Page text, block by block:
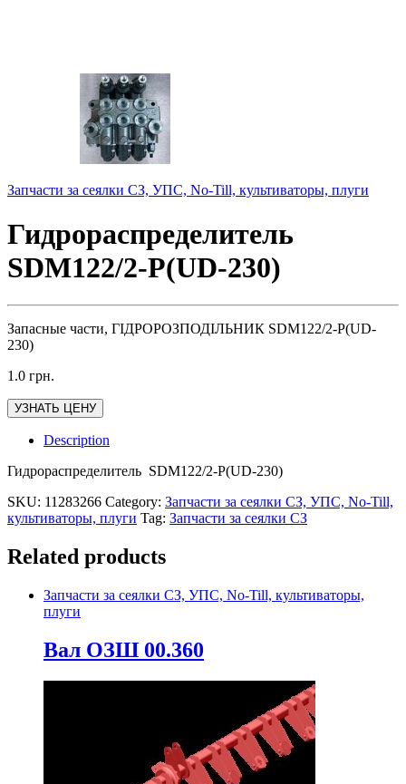
Запчасти за сеялки СЗ, УПС, No-Till, культиваторы, плуги
Гидрораспределитель
SDM122/2-P(UD-230)
Запасные части, ГІДРОРОЗПОДІЛЬНИК SDM122/2-P(UD-
230)
1.0 грн.
УЗНАТЬ ЦЕНУ
Description
Гидрораспределитель SDM122/2-P(UD-230)
SKU: 11283266 Category: Запчасти за сеялки СЗ, УПС, No-Till,
культиваторы, плуги Tag: Запчасти за сеялки СЗ
Related products
Запчасти за сеялки СЗ, УПС, No-Till, культиваторы,
плуги
Вал ОЗШ 00.360